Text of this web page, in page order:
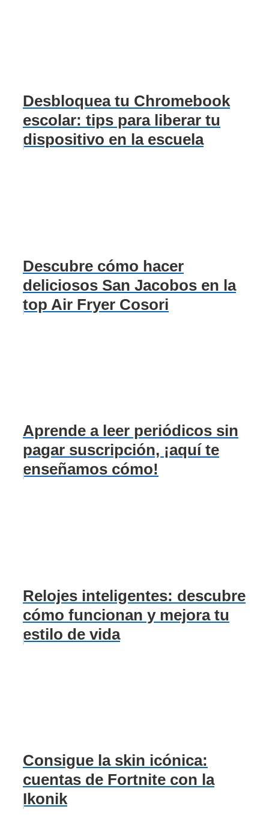
Desbloquea tu Chromebook
escolar: tips para liberar tu
dispositivo en la escuela
Descubre cómo hacer
deliciosos San Jacobos en la
top Air Fryer Cosori
Aprende a leer periódicos sin
pagar suscripción, ¡aquí te
enseñamos cómo!
Relojes inteligentes: descubre
cómo funcionan y mejora tu
estilo de vida
Consigue la skin icónica:
cuentas de Fortnite con la
Ikonik